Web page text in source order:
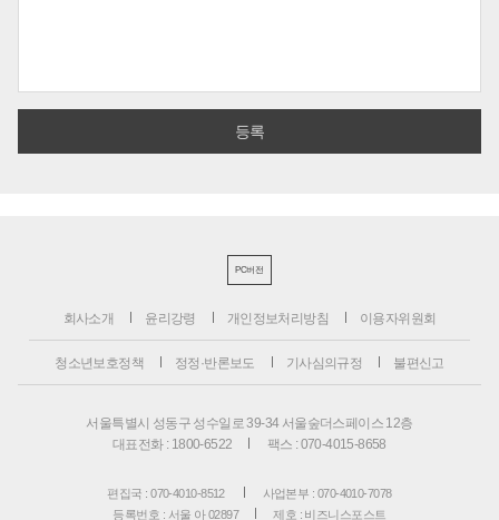
PC버전
회사소개 윤리강령 개인정보처리방침 이용자위원회
청소년보호정책 정정·반론보도 기사심의규정 불편신고
서울특별시 성동구 성수일로 39-34 서울숲더스페이스 12층
대표전화 : 1800-6522
팩스 : 070-4015-8658
편집국 : 070-4010-8512
사업본부 : 070-4010-7078
등록번호 : 서울 아 02897
제호 : 비즈니스포스트